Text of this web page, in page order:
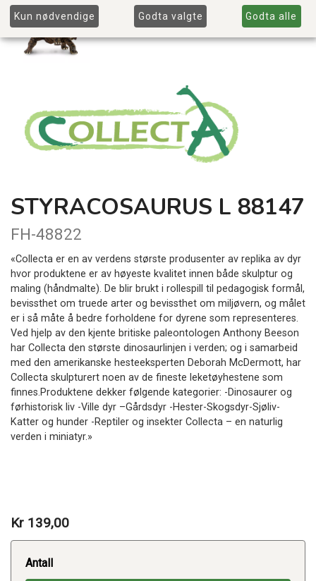
STYRACOSAURUS L 88147
FH-48822
«Collecta er en av verdens største produsenter av replika av dyr
hvor produktene er av høyeste kvalitet innen både skulptur og
maling (håndmalte). De blir brukt i rollespill til pedagogisk formål,
bevissthet om truede arter og bevissthet om miljøvern, og målet
er i så måte å bedre forholdene for dyrene som representeres.
Ved hjelp av den kjente britiske paleontologen Anthony Beeson
har Collecta den største dinosaurlinjen i verden; og i samarbeid
med den amerikanske hesteeksperten Deborah McDermott, har
Collecta skulpturert noen av de fineste leketøyhestene som
finnes.Produktene dekker følgende kategorier: -Dinosaurer og
førhistorisk liv -Ville dyr –Gårdsdyr -Hester-Skogsdyr-Sjøliv-
Katter og hunder -Reptiler og insekter Collecta – en naturlig
verden i miniatyr.»
Kr 139,00
Antall
Kun nødvendige Godta valgte Godta alle